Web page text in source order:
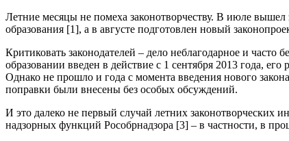
Летние месяцы не помеха законотворчеству. В июле
образования [1], а в августе подготовлен новый
Критиковать законодателей – дело неблагодарное и
образовании введен в действие с 1 сентября 2013 года,
Однако не прошло и года с момента введения нового
поправки были внесены без особых обсуждений.
И это далеко не первый случай летних законотворческих
надзорных функций Рособрнадзора [3] – в частности, в